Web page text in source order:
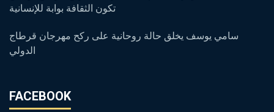
تكون الثقافة بوابة للإنسانية
سامي يوسف يخلق حالة روحانية على ركح مهرجان قرطاج
الدولي
FACEBOOK